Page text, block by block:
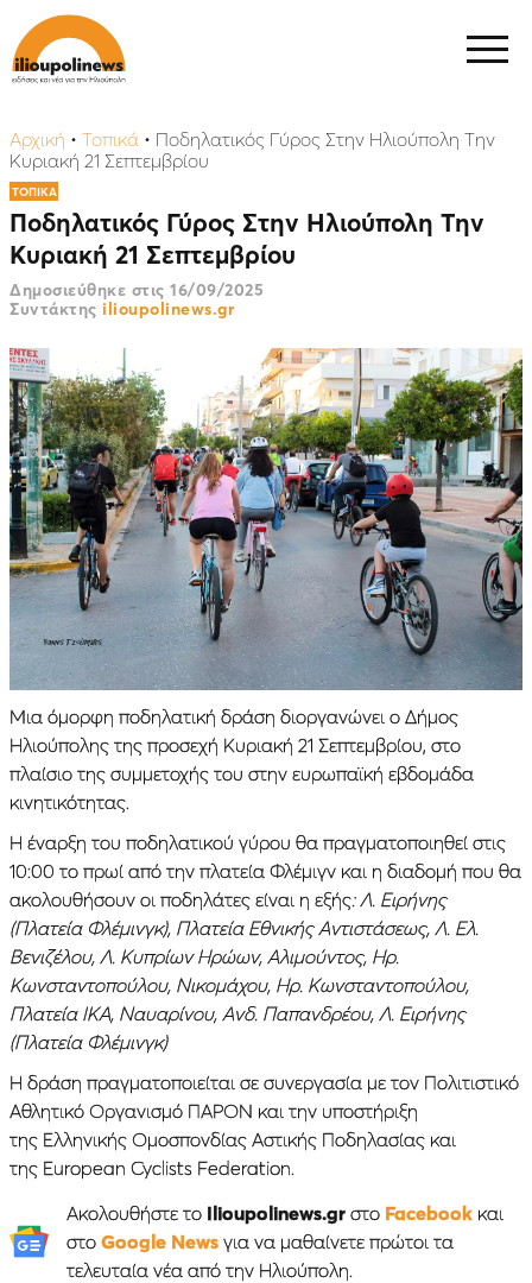
Αρχική • Τοπικά • Ποδηλατικός Γύρος Στην Ηλιούπολη Την
Κυριακή 21 Σεπτεμβρίου
ΤΟΠΙΚΑ
Ποδηλατικός Γύρος Στην Ηλιούπολη Την
Κυριακή 21 Σεπτεμβρίου
Δημοσιεύθηκε στις 16/09/2025
Συντάκτης ilioupolinews.gr
Μια όμορφη ποδηλατική δράση διοργανώνει ο Δήμος
Ηλιούπολης της προσεχή Κυριακή 21 Σεπτεμβρίου, στο
πλαίσιο της συμμετοχής του στην ευρωπαϊκή εβδομάδα
κινητικότητας.
Η έναρξη του ποδηλατικού γύρου θα πραγματοποιηθεί στις
10:00 το πρωί από την πλατεία Φλέμιγν και η διαδομή που θα
ακολουθήσουν οι ποδηλάτες είναι η εξής: Λ. Ειρήνης
(Πλατεία Φλέμινγκ), Πλατεία Εθνικής Αντιστάσεως, Λ. Ελ.
Βενιζέλου, Λ. Κυπρίων Ηρώων, Αλιμούντος, Ηρ.
Κωνσταντοπούλου, Νικομάχου, Ηρ. Κωνσταντοπούλου,
Πλατεία ΙΚΑ, Ναυαρίνου, Ανδ. Παπανδρέου, Λ. Ειρήνης
(Πλατεία Φλέμινγκ)
Η δράση πραγματοποιείται σε συνεργασία με τον Πολιτιστικό
Αθλητικό Οργανισμό ΠΑΡΟΝ και την υποστήριξη
της Ελληνικής Ομοσπονδίας Αστικής Ποδηλασίας και
της European Cyclists Federation.
Ακολουθήστε το Ilioupolinews.grστο Facebookκαι
στο Google Newsγια να μαθαίνετε πρώτοι τα
τελευταία νέα από την Ηλιούπολη.